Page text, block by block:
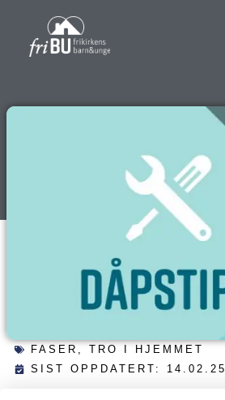
FASER
TRO I HJEMMET
SIST OPPDATERT: 14.02.25